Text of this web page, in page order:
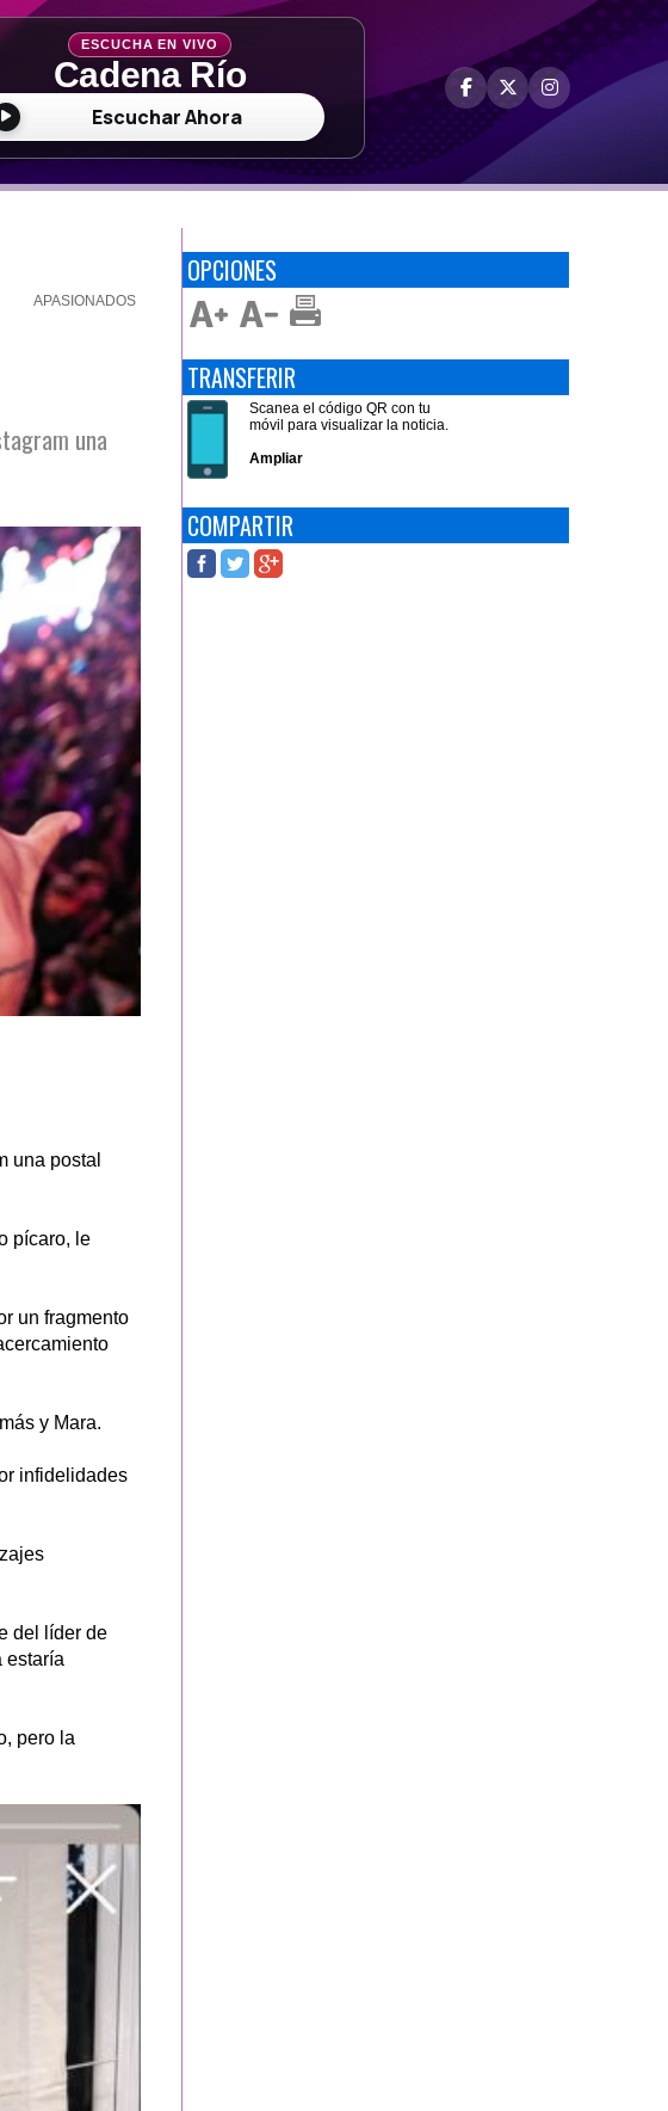
ESCUCHA EN VIVO
Cadena Río
Escuchar Ahora
APASIONADOS
una
una postal
pícaro, le
un fragmento
y Mara.
infidelidades
del líder de
estaría
pero la
OPCIONES
TRANSFERIR
Scanea el código QR con tu
móvil para visualizar la noticia.
Ampliar
COMPARTIR